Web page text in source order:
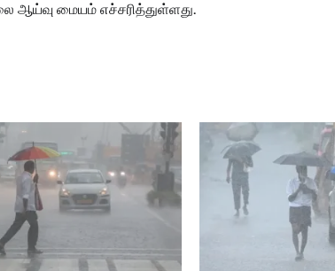
ஆய்வு மையம் எச்சரித்துள்ளது.